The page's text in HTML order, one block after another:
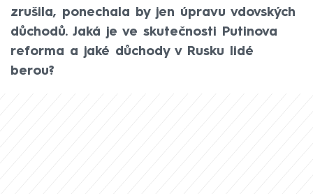
zrušila, ponechala by jen úpravu vdovských
důchodů. Jaká je ve skutečnosti Putinova
reforma a jaké důchody v Rusku lidé
berou?